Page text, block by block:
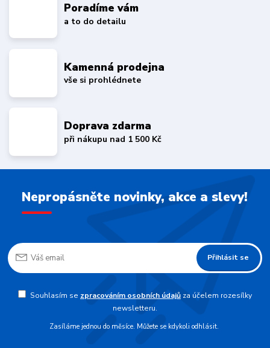
Poradíme vám
a to do detailu
Kamenná prodejna
vše si prohlédnete
Doprava zdarma
při nákupu nad 1 500 Kč
Nepropásněte novinky, akce a slevy!
Přihlásit se
Souhlasím se zpracováním osobních údajůza účelem rozesílky
newsletteru.
Zasíláme jednou do měsíce. Můžete se kdykoli odhlásit.